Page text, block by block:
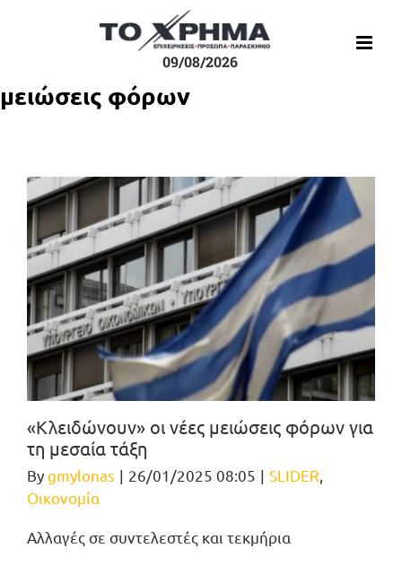
09/08/2026
μειώσεις φόρων
«Κλειδώνουν» οι νέες μειώσεις φόρων για
τη μεσαία τάξη
Bygmylonas | 26/01/2025 08:05 | SLIDER,
Οικονομία
Αλλαγές σε συντελεστές και τεκμήρια